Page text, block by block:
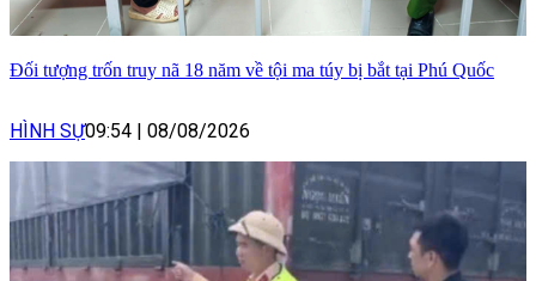
Đối tượng trốn truy nã 18 năm về tội ma túy bị bắt tại Phú Quốc
HÌNH SỰ09:54 | 08/08/2026